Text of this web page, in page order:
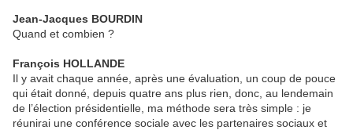
Jean-Jacques BOURDIN
Quand et combien ?
François HOLLANDE
Il y avait chaque année, après une évaluation, un coup de pouce
qui était donné, depuis quatre ans plus rien, donc, au lendemain
de l’élection présidentielle, ma méthode sera très simple : je
réunirai une conférence sociale avec les partenaires sociaux et